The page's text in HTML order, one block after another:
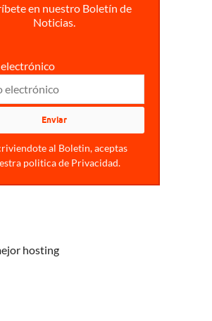
en nuestro Boletín de
Noticias.
al Boletin, aceptas
politica de Privacidad.